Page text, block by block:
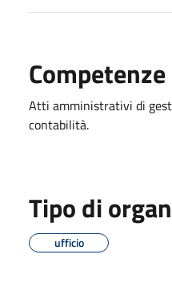
Competenze
Atti amministrativi di
contabilità.
Tipo di
ufficio